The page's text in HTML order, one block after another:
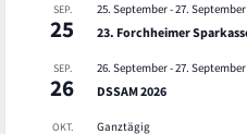
SEP.
25
25. September-27. September
23. Forchheimer
SEP.
26
26. September-27. September
DSSAM 2026
OKT. Ganztägig